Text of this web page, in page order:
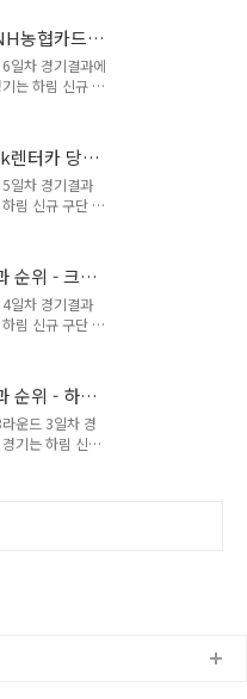
을 확정지었습
스에서 3라운
선되고 휴식일
된 정규리그 후
등도 마련되어
단 우승 상금 경
PB..
농협카드
일차 경기결과에
는 하림 신규 구
구 pba 팀리그
던 NH농협카
다. pba 팀리그
운드 경기가 진
일 없이 매일 경
포스트시즌이
기 일정 (202..
렌터카 당구
일차 경기결과
림 신규 구단 창
팀리그 3라
sk렌터카 당구
리그 당구팀의
가 진행되며, 경
일 경기가 열립
즌이 이어지며,
(2025-26) ..
순위 - 크라
바껴 (2025-
일차 경기결과
림 신규 구단 창
팀리그 3라
팀리그 3라
조트 당구팀 하
습니다. pba 팀
3라운드 경기
휴식일 없이 매
순위 - 하림
아세워 (2025-26)
운드 3일차 경
기는 하림 신규
당구 pba 팀리
부 개선되고 휴